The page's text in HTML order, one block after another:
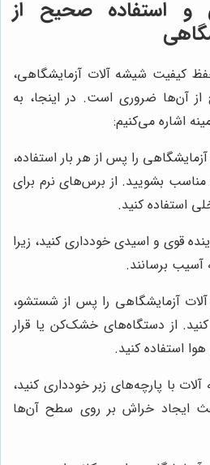
و استفاده صحیح از
کیفیت شیشه آلات آزمایشگاهی،
آن‌ها ضروری است. در اینجا، به
اشاره می‌کنیم:
را پس از هر بار استفاده،
مناسب بشویید. از برس‌های نرم برای
استفاده کنید.
قوی و اسیدی خودداری کنید، زیرا
برسانند.
آزمایشگاهی را پس از شستشو،
از دستگاه‌های خشک‌کن یا قرار
استفاده کنید.
با پارچه‌های زبر خودداری کنید،
ایجاد خراش بر روی سطح آن‌ها